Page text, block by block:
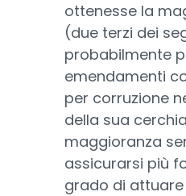
ottenesse la
(due terzi dei
probabilmente
emendamenti
per corruzione
della sua
maggioranza
assicurarsi più
grado di